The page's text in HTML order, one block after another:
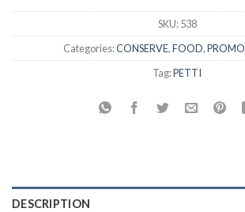
SKU:538
Categories:CONSERVE,FOOD,
Tag:PETTI
DESCRIPTION